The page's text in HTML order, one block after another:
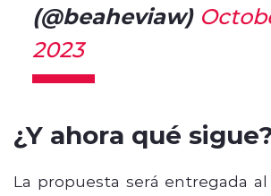
(@beaheviaw)
2023
¿Y ahora qué
La propuesta será entregada